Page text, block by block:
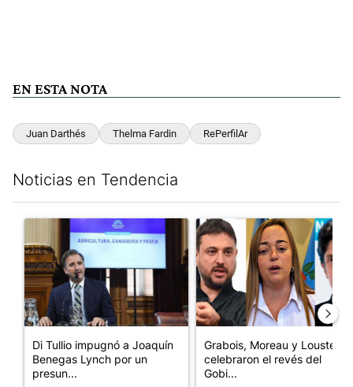
EN ESTA NOTA
Juan Darthés Thelma Fardin RePerfilAr
Noticias en Tendencia
Un artículo de tendencia con el título "Di Tullio impugnó a
Di Tullio impugnó a Joaquín
Benegas Lynch por un
presun...
Un artículo de tendencia con
Grabois, Moreau y Lousteau
celebraron el revés del
Gobi...